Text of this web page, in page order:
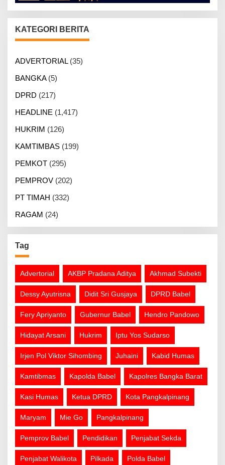
KATEGORI BERITA
ADVERTORIAL(35)
BANGKA(5)
DPRD (217)
HEADLINE (1,417)
HUKRIM (126)
KAMTIMBAS (199)
PEMKOT (295)
PEMPROV (202)
PT TIMAH (332)
RAGAM (24)
Tag
Advertorial AKBP Pradana Aditya Akhmad Subekti
Dessy Ayutrisna Didit Sri Gusjaya DPRD Babel
Fery Apriyanto Gubernur Babel Hendro Pandowo
Hidayat Arsani Hukrim Iptu Yos Sudarso
Irjen Pol Viktor Sihombing Juhaini Kabid Humas
Kamtibmas Kapolda Babel Kapolres Bangka Barat
Kasi Humas Ketua DPRD Kota Pangkalpinang
Maryam Mie Go Pangkalpinang
Pemprov Babel Pendidikan Penjabat Sekda
Penjabat Walikota Pilkada Polda Babel